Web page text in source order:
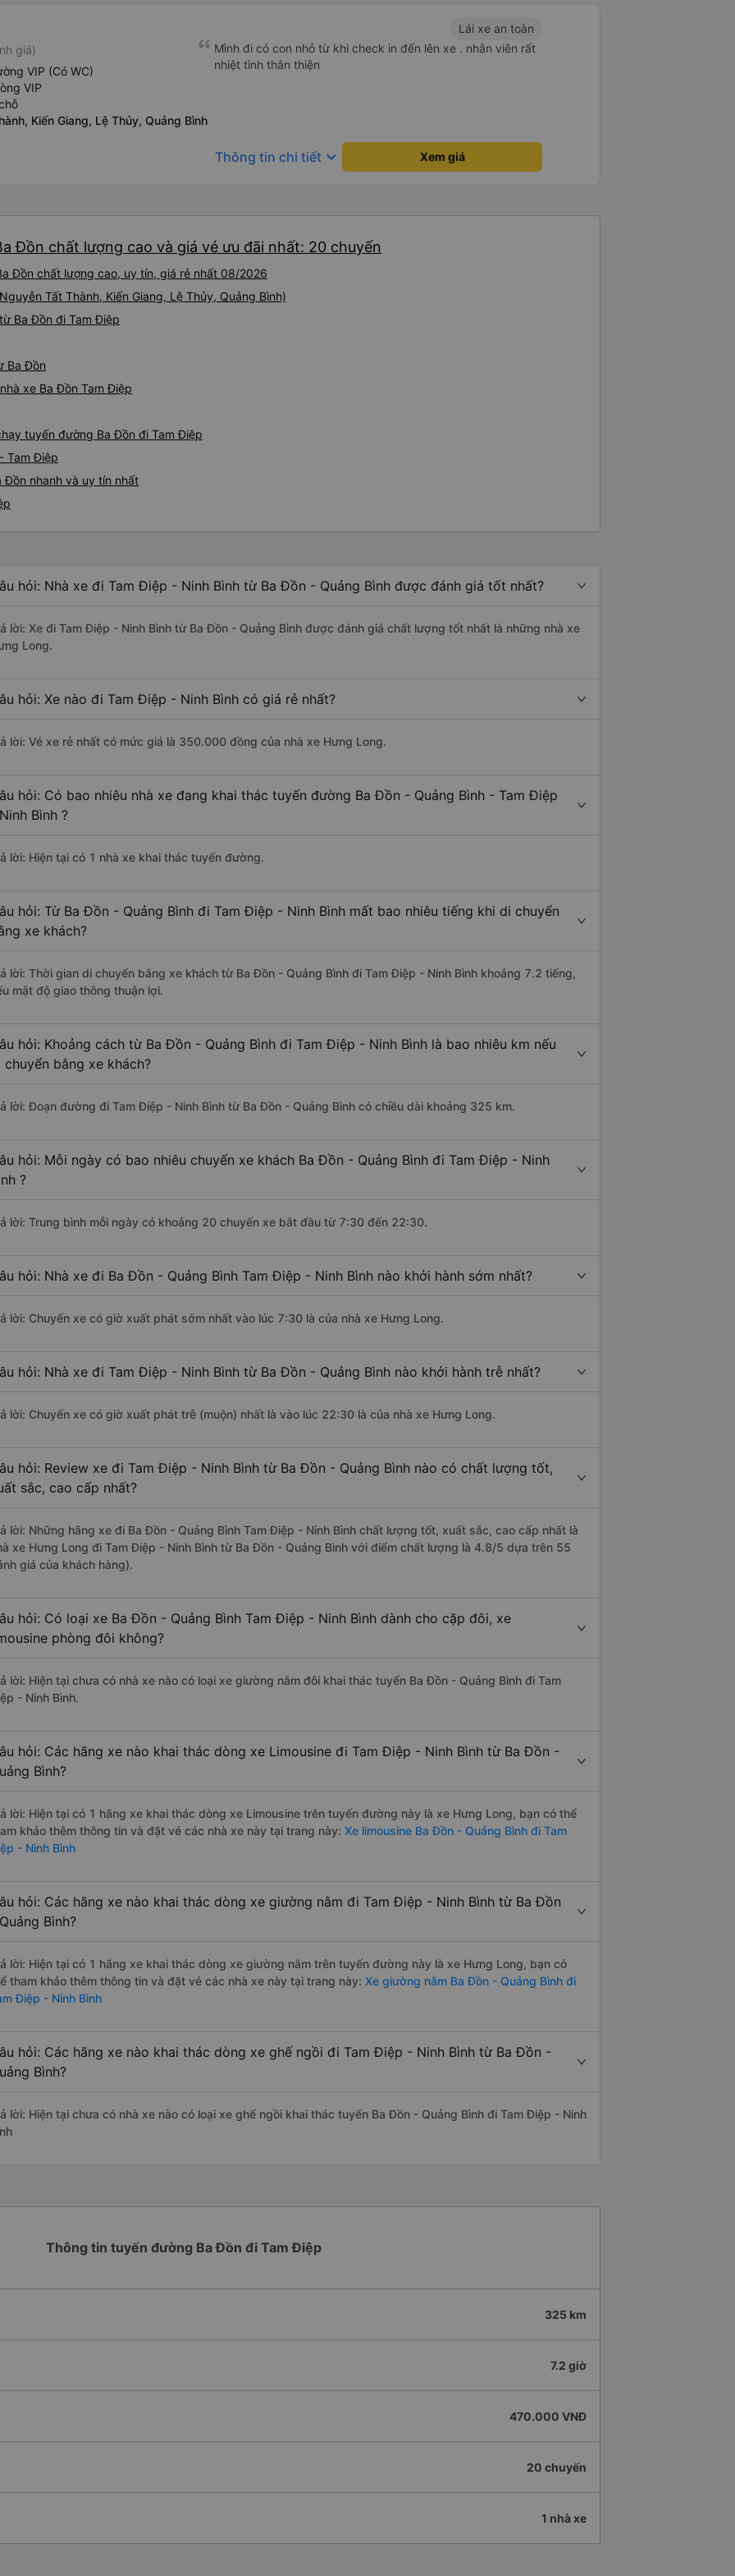
giá)
VIP (Có WC)
VIP
Kiến Giang, Lệ Thủy, Quảng Bình
Lái xe an toàn
Mình đi có con nhỏ từ khi check in đến lên xe . nhân viên rất
nhiệt tình thân thiện
Thông tin chi tiết keyboard_arrow_down Xem giá
Đồn chất lượng cao và giá vé ưu đãi nhất: 20 chuyến
Đồn chất lượng cao, uy tín, giá rẻ nhất 08/2026
Tất Thành, Kiến Giang, Lệ Thủy, Quảng Bình)
Ba Đồn đi Tam Điệp
Ba Đồn
xe Ba Đồn Tam Điệp
tuyến đường Ba Đồn đi Tam Điệp
Tam Điệp
nhanh và uy tín nhất
hỏi: Nhà xe đi Tam Điệp - Ninh Bình từ Ba Đồn - Quảng Bình được đánh giá tốt nhất?
lời: Xe đi Tam Điệp - Ninh Bình từ Ba Đồn - Quảng Bình được đánh giá chất lượng tốt nhất là những nhà xe
Long.
hỏi: Xe nào đi Tam Điệp - Ninh Bình có giá rẻ nhất?
lời: Vé xe rẻ nhất có mức giá là 350.000 đồng của nhà xe Hưng Long.
hỏi: Có bao nhiêu nhà xe đang khai thác tuyến đường Ba Đồn - Quảng Bình - Tam Điệp
Bình ?
lời: Hiện tại có 1 nhà xe khai thác tuyến đường.
hỏi: Từ Ba Đồn - Quảng Bình đi Tam Điệp - Ninh Bình mất bao nhiêu tiếng khi di chuyển
xe khách?
lời: Thời gian di chuyển bằng xe khách từ Ba Đồn - Quảng Bình đi Tam Điệp - Ninh Bình khoảng 7.2 tiếng,
mật độ giao thông thuận lợi.
hỏi: Khoảng cách từ Ba Đồn - Quảng Bình đi Tam Điệp - Ninh Bình là bao nhiêu km nếu
chuyển bằng xe khách?
lời: Đoạn đường đi Tam Điệp - Ninh Bình từ Ba Đồn - Quảng Bình có chiều dài khoảng 325 km.
hỏi: Mỗi ngày có bao nhiêu chuyến xe khách Ba Đồn - Quảng Bình đi Tam Điệp - Ninh
?
lời: Trung bình mỗi ngày có khoảng 20 chuyến xe bắt đầu từ 7:30 đến 22:30.
hỏi: Nhà xe đi Ba Đồn - Quảng Bình Tam Điệp - Ninh Bình nào khởi hành sớm nhất?
lời: Chuyến xe có giờ xuất phát sớm nhất vào lúc 7:30 là của nhà xe Hưng Long.
hỏi: Nhà xe đi Tam Điệp - Ninh Bình từ Ba Đồn - Quảng Bình nào khởi hành trễ nhất?
lời: Chuyến xe có giờ xuất phát trễ (muộn) nhất là vào lúc 22:30 là của nhà xe Hưng Long.
hỏi: Review xe đi Tam Điệp - Ninh Bình từ Ba Đồn - Quảng Bình nào có chất lượng tốt,
sắc, cao cấp nhất?
lời: Những hãng xe đi Ba Đồn - Quảng Bình Tam Điệp - Ninh Bình chất lượng tốt, xuất sắc, cao cấp nhất là
xe Hưng Long đi Tam Điệp - Ninh Bình từ Ba Đồn - Quảng Bình với điểm chất lượng là 4.8/5 dựa trên 55
giá của khách hàng).
hỏi: Có loại xe Ba Đồn - Quảng Bình Tam Điệp - Ninh Bình dành cho cặp đôi, xe
phòng đôi không?
lời: Hiện tại chưa có nhà xe nào có loại xe giường nằm đôi khai thác tuyến Ba Đồn - Quảng Bình đi Tam
- Ninh Bình.
hỏi: Các hãng xe nào khai thác dòng xe Limousine đi Tam Điệp - Ninh Bình từ Ba Đồn -
Bình?
lời: Hiện tại có 1 hãng xe khai thác dòng xe Limousine trên tuyến đường này là xe Hưng Long, bạn có thể
khảo thêm thông tin và đặt vé các nhà xe này tại trang này: Xe limousine Ba Đồn - Quảng Bình đi Tam
- Ninh Bình
hỏi: Các hãng xe nào khai thác dòng xe giường nằm đi Tam Điệp - Ninh Bình từ Ba Đồn
Bình?
lời: Hiện tại có 1 hãng xe khai thác dòng xe giường nằm trên tuyến đường này là xe Hưng Long, bạn có
tham khảo thêm thông tin và đặt vé các nhà xe này tại trang này: Xe giường nằm Ba Đồn - Quảng Bình đi
Điệp - Ninh Bình
hỏi: Các hãng xe nào khai thác dòng xe ghế ngồi đi Tam Điệp - Ninh Bình từ Ba Đồn -
Bình?
lời: Hiện tại chưa có nhà xe nào có loại xe ghế ngồi khai thác tuyến Ba Đồn - Quảng Bình đi Tam Điệp - Ninh
Thông tin tuyến đường Ba Đồn đi Tam Điệp
325 km
7.2 giờ
470.000 VNĐ
20 chuyến
1 nhà xe